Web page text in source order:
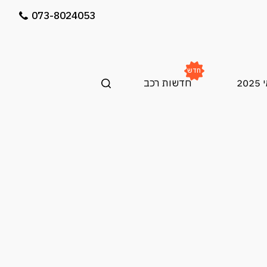
073-8024053
חדש
חדשות רכב